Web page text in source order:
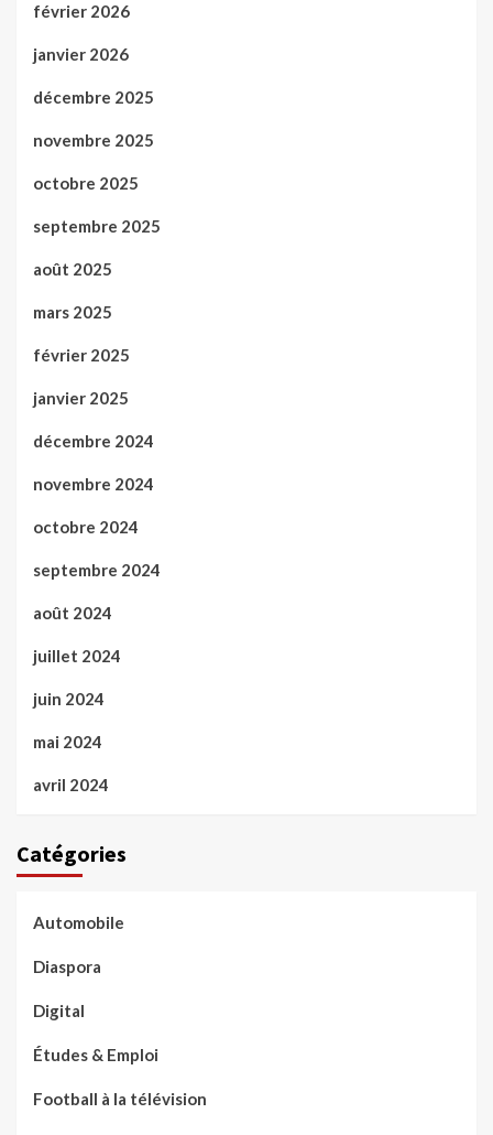
février 2026
janvier 2026
décembre 2025
novembre 2025
octobre 2025
septembre 2025
août 2025
mars 2025
février 2025
janvier 2025
décembre 2024
novembre 2024
octobre 2024
septembre 2024
août 2024
juillet 2024
juin 2024
mai 2024
avril 2024
Catégories
Automobile
Diaspora
Digital
Études & Emploi
Football à la télévision